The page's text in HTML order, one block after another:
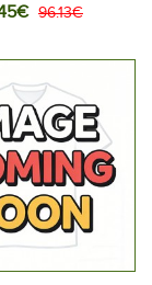
(+ Lyhyet
96.13€